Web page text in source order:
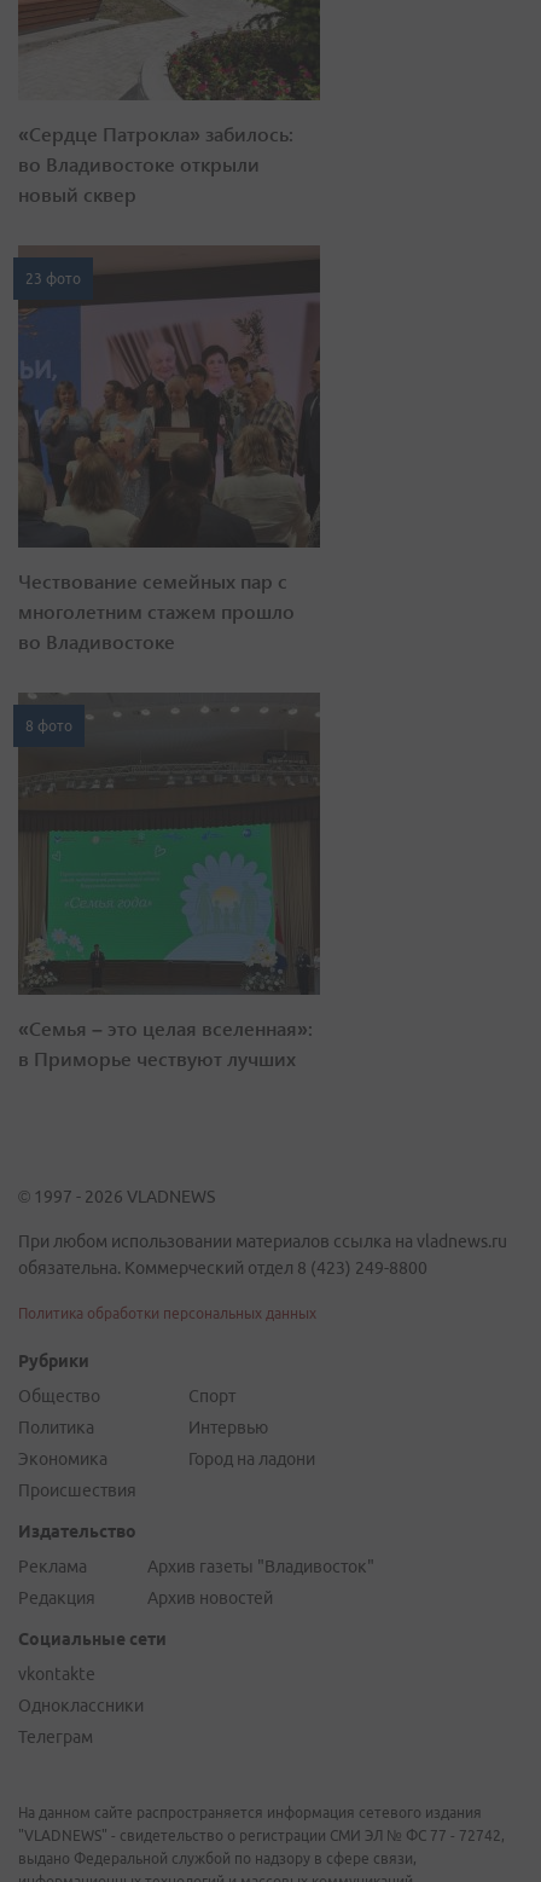
«Сердце Патрокла» забилось:
во Владивостоке открыли
новый сквер
23 фото
Чествование семейных пар с
многолетним стажем прошло
во Владивостоке
8 фото
«Семья – это целая вселенная»:
в Приморье чествуют лучших
© 1997 - 2026 VLADNEWS
При любом использовании материалов ссылка на vladnews.ru
обязательна. Коммерческий отдел 8 (423) 249-8800
Политика обработки персональных данных
Рубрики
Общество
Политика
Экономика
Происшествия
Спорт
Интервью
Город на ладони
Издательство
Реклама
Редакция
Архив газеты "Владивосток"
Архив новостей
Социальные сети
vkontakte
Одноклассники
Телеграм
На данном сайте распространяется информация сетевого издания
"VLADNEWS" - свидетельство о регистрации СМИ ЭЛ № ФС 77 - 72742,
выдано Федеральной службой по надзору в сфере связи,